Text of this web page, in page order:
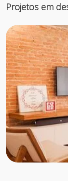
Projetos em